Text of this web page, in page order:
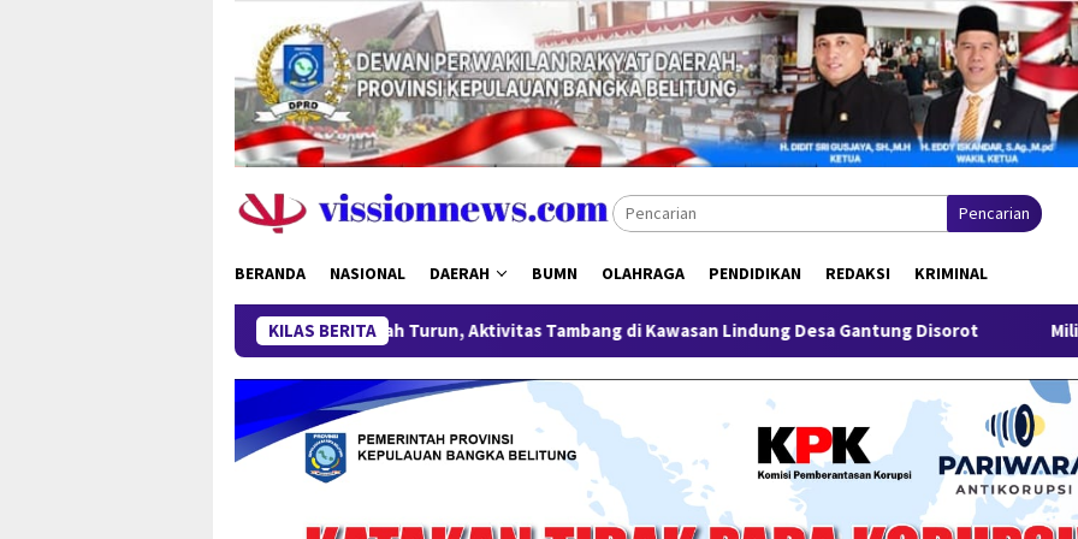
konten
Pencarian
BERANDA NASIONAL DAERAH BUMN OLAHRAGA PENDIDIKAN REDAKSI KRIMINAL
KILAS BERITA
Harga Timah Turun, Aktivitas Tambang di Kawasan Lindung Desa Gantung Disorot Miliki Sabu 50 Gram,